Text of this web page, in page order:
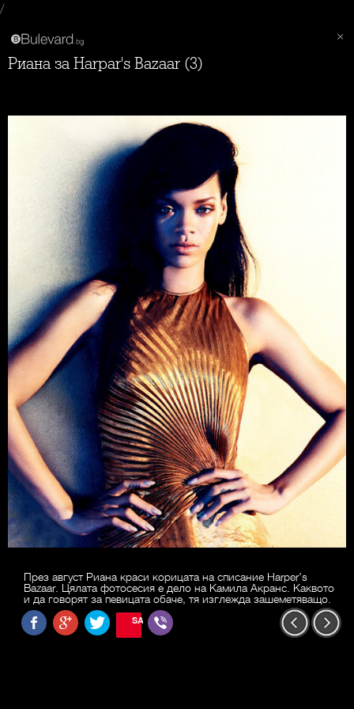
/
Риана за Harpar's Bazaar (3)
През август Риана краси корицата на списание Harper’s
Bazaar. Цялата фотосесия е дело на Камила Акранс. Каквото
и да говорят за певицата обаче, тя изглежда зашеметяващо.
SAVE